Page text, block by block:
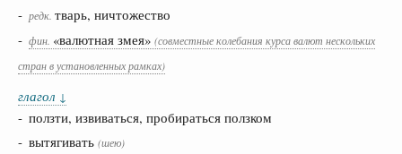
- редк. тварь, ничтожество
- фин. «валютная змея» (совместные колебания курса валют нескольких
стран в установленных рамках)
глагол ↓
- ползти, извиваться, пробираться ползком
- вытягивать (шею)